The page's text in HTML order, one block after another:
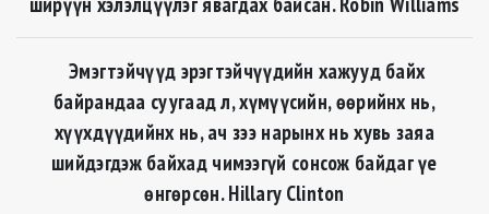
Эмэгтэйчүүд эрэгтэйчүүдийн хажууд байх
байрандаа суугаад л, хүмүүсийн, өөрийнх нь,
хүүхдүүдийнх нь, ач зээ нарынх нь хувь заяа
шийдэгдэж байхад чимээгүй сонсож байдаг үе
өнгөрсөн. Hillary Clinton